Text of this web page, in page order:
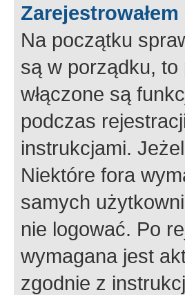
Na początku
są w porządku,
włączone są
podczas
instrukcjami.
Niektóre fora
samych
nie logować. Po
wymagana jest
zgodnie z